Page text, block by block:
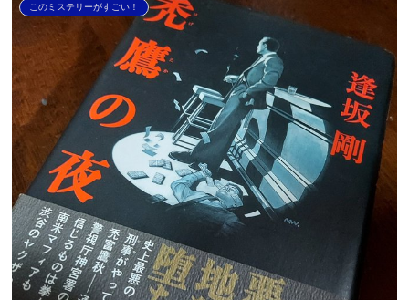
このミステリーがすごい！